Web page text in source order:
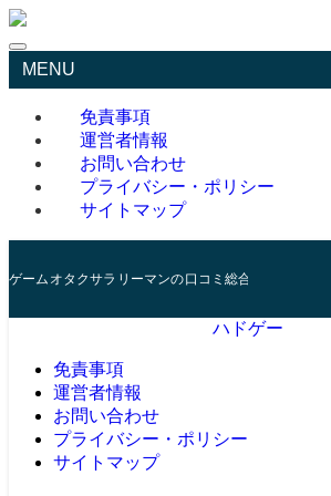
MENU
免責事項
運営者情報
お問い合わせ
プライバシー・ポリシー
サイトマップ
ゲームオタクサラリーマンの口コミ総合サイト
ハドゲー
免責事項
運営者情報
お問い合わせ
プライバシー・ポリシー
サイトマップ